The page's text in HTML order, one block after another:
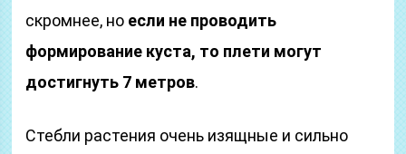
скромнее, но если не проводить
формирование куста, то плети могут
достигнуть 7 метров.
Стебли растения очень изящные и сильно